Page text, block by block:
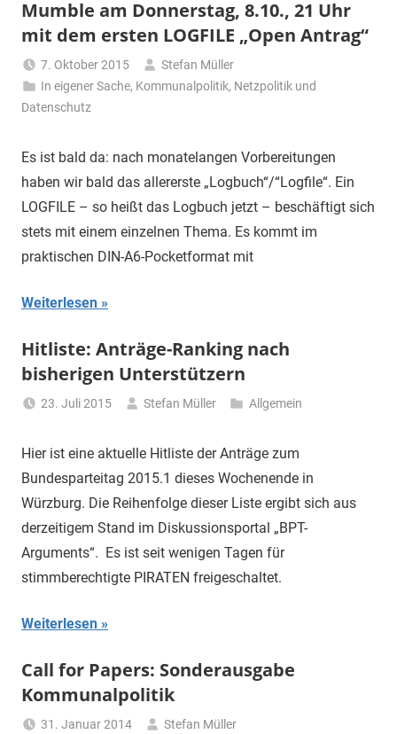
Mumble am Donnerstag, 8.10., 21 Uhr
mit dem ersten LOGFILE „Open Antrag“
7. Oktober 2015
Stefan Müller
In eigener Sache, Kommunalpolitik, Netzpolitik und
Datenschutz
Es ist bald da: nach monatelangen Vorbereitungen
haben wir bald das allererste „Logbuch“/“Logfile“. Ein
LOGFILE – so heißt das Logbuch jetzt – beschäftigt sich
stets mit einem einzelnen Thema. Es kommt im
praktischen DIN-A6-Pocketformat mit
Weiterlesen
Hitliste: Anträge-Ranking nach
bisherigen Unterstützern
23. Juli 2015 Stefan Müller Allgemein
Hier ist eine aktuelle Hitliste der Anträge zum
Bundesparteitag 2015.1 dieses Wochenende in
Würzburg. Die Reihenfolge dieser Liste ergibt sich aus
derzeitigem Stand im Diskussionsportal „BPT-
Arguments“. Es ist seit wenigen Tagen für
stimmberechtigte PIRATEN freigeschaltet.
Weiterlesen
Call for Papers: Sonderausgabe
Kommunalpolitik
31. Januar 2014
Stefan Müller